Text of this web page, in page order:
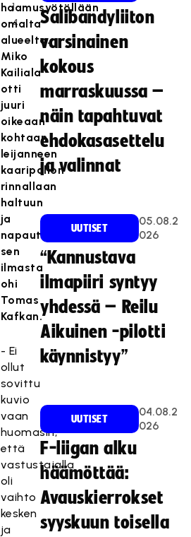
1
4
haamusyötöllään
omalta
alueelta.
Miko
Kailiala
otti
juuri
oikeaan
kohtaan
leijanneen
kaaripallon
rinnallaan
haltuun
ja
napautti
sen
ilmasta
ohi
Tomas
Kafkan.
- Ei
ollut
sovittu
kuvio
vaan
huomasin,
että
vastustajalla
oli
vaihto
kesken
ja
Salibandyliiton
varsinainen
kokous
marraskuussa –
näin tapahtuvat
ehdokasasettelu
ja valinnat
UUTISET
05.08.2
026
“Kannustava
ilmapiiri syntyy
yhdessä – Reilu
Aikuinen -pilotti
käynnistyy”
UUTISET
04.08.2
026
F-liigan alku
häämöttää:
Avauskierrokset
syyskuun toisella